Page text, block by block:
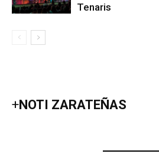
Tenaris
+NOTI ZARATEÑAS